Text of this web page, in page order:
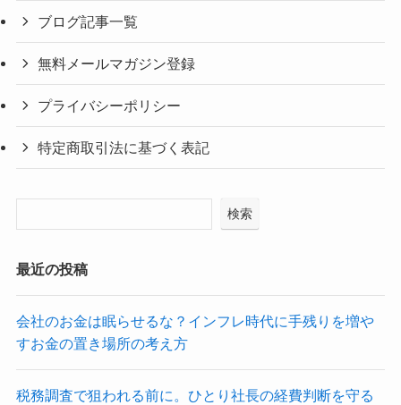
ブログ記事一覧
無料メールマガジン登録
プライバシーポリシー
特定商取引法に基づく表記
検索
最近の投稿
会社のお金は眠らせるな？インフレ時代に手残りを増や
すお金の置き場所の考え方
税務調査で狙われる前に。ひとり社長の経費判断を守る